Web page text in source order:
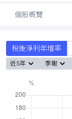
個股概覽
稅後淨利年增率
近5年 季報